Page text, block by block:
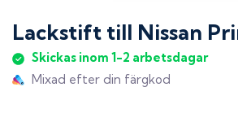
Lackstift till Nissan
Skickas inom 1-2 arbetsdagar
Mixad efter din färgkod